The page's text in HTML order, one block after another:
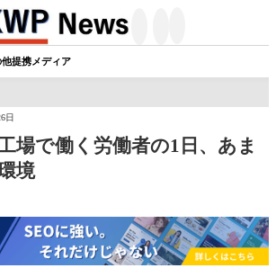
他提携メディア
日
場で働く労働者の1日、あま
境